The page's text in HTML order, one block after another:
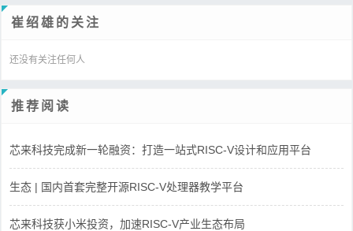
崔绍雄的关注
还没有关注任何人
推荐阅读
芯来科技完成新一轮融资：打造一站式RISC-V设计和应用平台
生态 | 国内首套完整开源RISC-V处理器教学平台
芯来科技获小米投资，加速RISC-V产业生态布局